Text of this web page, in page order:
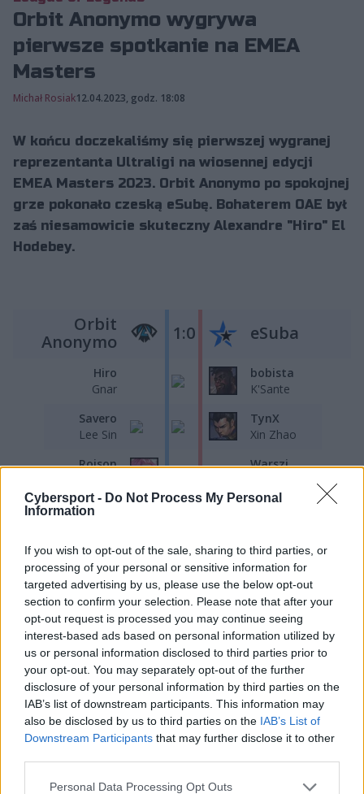
Cybersport - Do Not Process My Personal
Information
If you wish to opt-out of the sale, sharing to third parties, or
processing of your personal or sensitive information for
targeted advertising by us, please use the below opt-out
section to confirm your selection. Please note that after your
opt-out request is processed you may continue seeing
interest-based ads based on personal information utilized by
us or personal information disclosed to third parties prior to
your opt-out. You may separately opt-out of the further
disclosure of your personal information by third parties on the
IAB’s list of downstream participants. This information may
also be disclosed by us to third parties on the IAB’s List of
Downstream Participants that may further disclose it to other
Personal Data Processing Opt Outs
Orbit Anonymo wygrywa
pierwsze spotkanie na EMEA
Masters
Michał Rosiak12.04.2023, godz. 18:08
W końcu doczekaliśmy się pierwszej wygranej
reprezentanta Ultraligi na wiosennej edycji
EMEA Masters 2023. Orbit Anonymo po spokojnej
grze pokonało czeską eSubę. Bohaterem OAE był
zaś niesamowicie skuteczny Alexandre "Hiro" El
Hodebey.
Orbit
Anonymo
1:0 eSuba
Hiro
Gnar
bobista
K'Sante
Savero
Lee Sin
TynX
Xin Zhao
Roison
Warszi
Neramin
Czypsy
Nautilus
FGG
Rakan
Hiro mistrzem pojedynków
Gra z początku przebiegała całkiem spokojnie.
Pierwszą krew zdobył Daniel "DANY" Novák, eliminując
Kacpra "Czypsego" Zaparuchę, który powstrzymywał
rywali przed dojściem do smoka podejmowanego przez
Jiříiego "Savero" Odehnala. Potem dalej na Summoner's
Rifcie nie działo się wiele poza wymianami Heroldów za
smoki, aż do akcji na górnej alei. Tam Hiro najpierw
wygrał pojedynek z Petrem "bobistą" Fojtíkiem, a